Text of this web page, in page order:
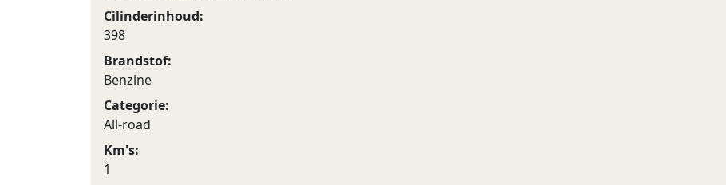
Cilinderinhoud:
398
Brandstof:
Benzine
Categorie:
All-road
Km's:
1